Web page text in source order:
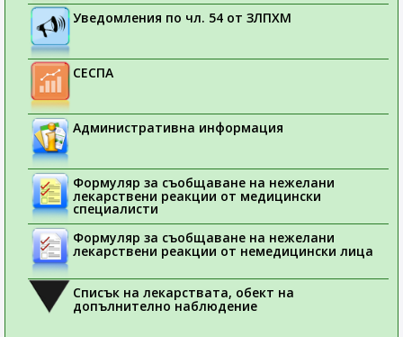
Уведомления по чл. 54 от ЗЛПХМ
СЕСПА
Административна информация
Формуляр за съобщаване на нежелани
лекарствени реакции от медицински
специалисти
Формуляр за съобщаване на нежелани
лекарствени реакции от немедицински лица
Списък на лекарствата, обект на
допълнително наблюдение